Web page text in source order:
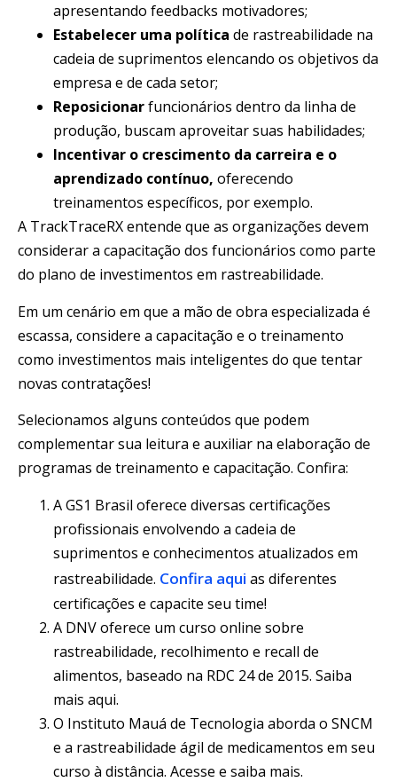
apresentando feedbacks motivadores;
Estabelecer uma política de rastreabilidade na
cadeia de suprimentos elencando os objetivos da
empresa e de cada setor;
Reposicionarfuncionários dentro da linha de
produção, buscam aproveitar suas habilidades;
Incentivar o crescimento da carreira e o
aprendizado contínuo, oferecendo
treinamentos específicos, por exemplo.
A TrackTraceRX entende que as organizações devem
considerar a capacitação dos funcionários como parte
do plano de investimentos em rastreabilidade.
Em um cenário em que a mão de obra especializada é
escassa, considere a capacitação e o treinamento
como investimentos mais inteligentes do que tentar
novas contratações!
Selecionamos alguns conteúdos que podem
complementar sua leitura e auxiliar na elaboração de
programas de treinamento e capacitação. Confira:
A GS1 Brasil oferece diversas certificações
profissionais envolvendo a cadeia de
suprimentos e conhecimentos atualizados em
rastreabilidade. Confira aqui as diferentes
certificações e capacite seu time!
A DNV oferece um curso online sobre
rastreabilidade, recolhimento e recall de
alimentos, baseado na RDC 24 de 2015. Saiba
mais aqui.
O Instituto Mauá de Tecnologia aborda o SNCM
e a rastreabilidade ágil de medicamentos em seu
curso à distância. Acesse e saiba mais.